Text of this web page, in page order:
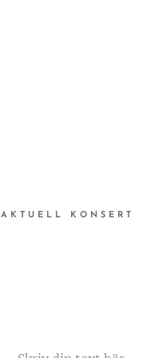
AKTUELL KONSERT